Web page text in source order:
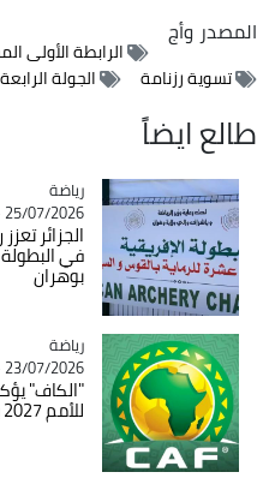
المصدروأج
الرابطة الأولى
تسوية رزنامة
الجولة الرابعة
طالع ايضاً
Catégorie
رياضة
25/07/2026 - 17:09
الجزائر
في البطولة
بوهران
Catégorie
رياضة
23/07/2026 - 21:46
"الكاف"
للأمم 2027 بمشاركة 24 منتخبا